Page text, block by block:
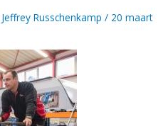
Jeffrey Russchenkamp / 20 maart